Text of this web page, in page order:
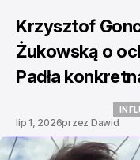
Krzysztof
Żukowską o
Padła
lip 1, 2026przez Dawid